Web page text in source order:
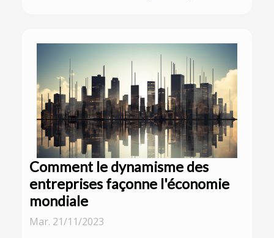
Comment le dynamisme des
entreprises façonne l'économie
mondiale
Mar. 21/11/2023